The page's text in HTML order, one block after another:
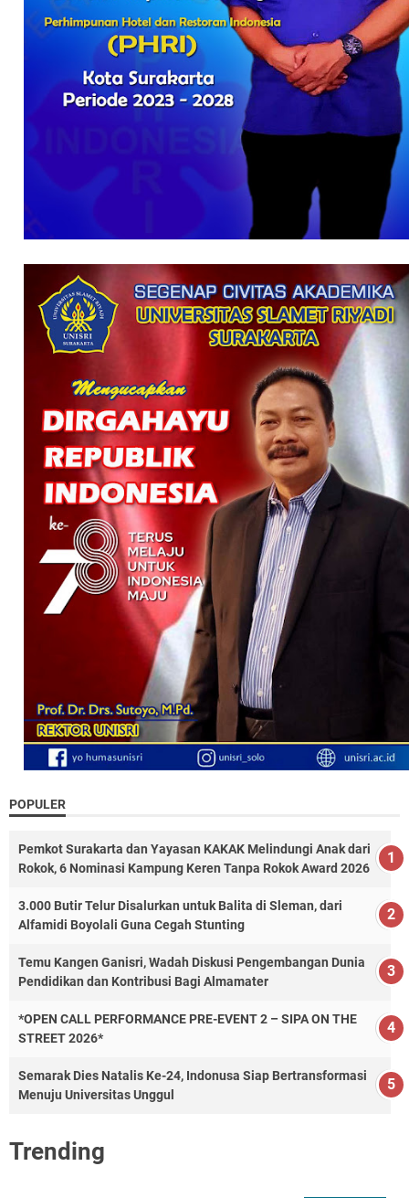
POPULER
Pemkot Surakarta dan Yayasan KAKAK Melindungi Anak dari
Rokok, 6 Nominasi Kampung Keren Tanpa Rokok Award 2026
3.000 Butir Telur Disalurkan untuk Balita di Sleman, dari
Alfamidi Boyolali Guna Cegah Stunting
Temu Kangen Ganisri, Wadah Diskusi Pengembangan Dunia
Pendidikan dan Kontribusi Bagi Almamater
*OPEN CALL PERFORMANCE PRE-EVENT 2 – SIPA ON THE
STREET 2026*
Semarak Dies Natalis Ke-24, Indonusa Siap Bertransformasi
Menuju Universitas Unggul
Trending